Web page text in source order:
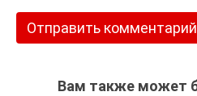
Вам также может